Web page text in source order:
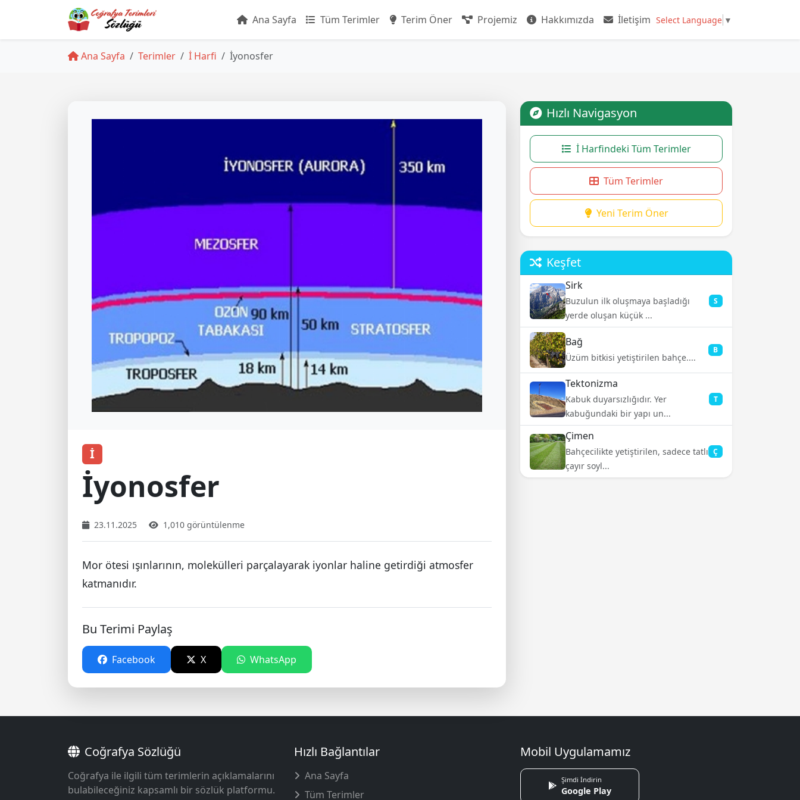
Ana Sayfa Tüm Terimler Terim Öner Projemiz Hakkımızda İletişim Select Language ▼
Ana Sayfa Terimler İ Harfi İyonosfer
İ
İyonosfer
23.11.2025 1,010 görüntülenme
Mor ötesi ışınlarının, molekülleri parçalayarak iyonlar haline getirdiği atmosfer
katmanıdır.
Bu Terimi Paylaş
Facebook X WhatsApp
Hızlı Navigasyon
İ Harfindeki Tüm Terimler
Tüm Terimler
Yeni Terim Öner
Keşfet
Sirk
Buzulun ilk oluşmaya başladığı
yerde oluşan küçük ...
S
Bağ
Üzüm bitkisi yetiştirilen bahçe....
B
Tektonizma
Kabuk duyarsızlığıdır. Yer
kabuğundaki bir yapı un...
T
Çimen
Bahçecilikte yetiştirilen, sadece tatlı
çayır soyl...
Ç
Coğrafya Sözlüğü
Coğrafya ile ilgili tüm terimlerin açıklamalarını
bulabileceğiniz kapsamlı bir sözlük platformu.
Hızlı Bağlantılar
Ana Sayfa
Tüm Terimler
Mobil Uygulamamız
Şimdi İndirin
Google Play